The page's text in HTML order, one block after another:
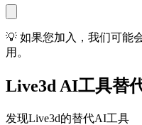
💡 如果您加入，我们可能
用。
Live3d AI工具替
发现Live3d的替代AI工具